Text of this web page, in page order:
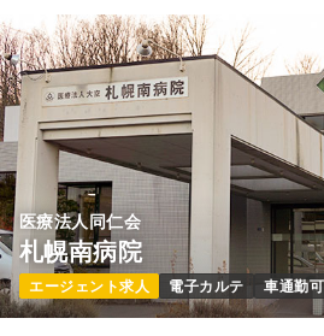
給与 24.9〜37.9万円 /月
※一例
時間 8:30～17:30（休憩60分）
土日祝休み
ブランク可 月給37
気になる
医療法人同仁会
札幌南病院
エージェント求人 電子カルテ 車通勤可